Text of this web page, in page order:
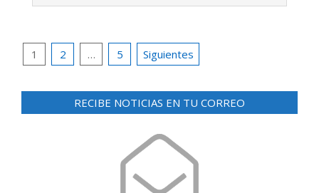
Paginación
entradas
1 2 … 5 Siguientes
RECIBE NOTICIAS EN TU CORREO